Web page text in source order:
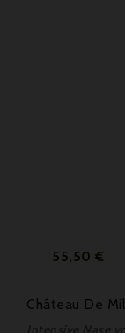
Preis
55,50 €
Château De